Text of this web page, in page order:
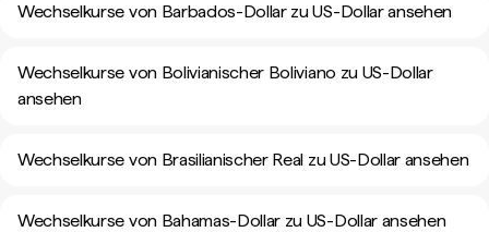
Wechselkurse von Barbados-Dollar zu US-Dollar ansehen
Wechselkurse von Bolivianischer Boliviano zu US-Dollar
ansehen
Wechselkurse von Brasilianischer Real zu US-Dollar ansehen
Wechselkurse von Bahamas-Dollar zu US-Dollar ansehen